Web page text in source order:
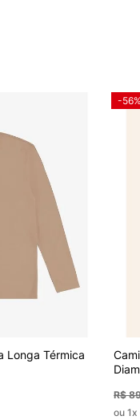
Longa Térmica
-56%
R$
ou